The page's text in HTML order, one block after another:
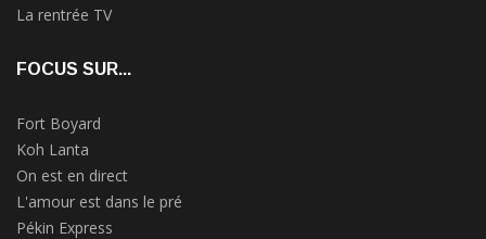
La rentrée TV
FOCUS SUR...
Fort Boyard
Koh Lanta
On est en direct
L'amour est dans le pré
Pékin Express